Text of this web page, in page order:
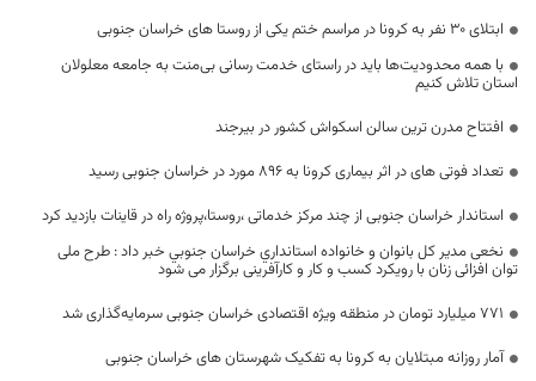
ابتلای 30 نفر به کرونا در مراسم ختم یکی از روستا های خراسان جنوبی
با همه محدودیت‌ها باید در راستای خدمت رسانی بی‌منت به جامعه معلولان
استان تلاش کنیم
افتتاح مدرن ترین سالن اسکواش کشور در بیرجند
تعداد فوتی های در اثر بیماری کرونا به 896 مورد در خراسان جنوبی رسید
استاندار خراسان جنوبی از چند مرکز خدماتی ،روستا،پروژه راه در قاینات بازدید کرد
نخعی مدیر کل بانوان و خانواده استانداري خراسان جنوبي خبر داد : طرح ملی
توان افزائی زنان با رویکرد کسب و کار و کارآفرینی برگزار می شود
۷۷۱ میلیارد تومان در منطقه ویژه اقتصادی خراسان جنوبی سرمایه‌گذاری شد
آمار روزانه مبتلایان به کرونا به تفکیک شهرستان های خراسان جنوبی